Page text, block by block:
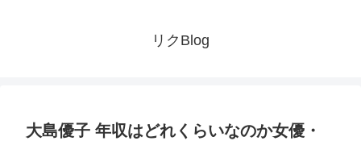
リクBlog
大島優子 年収はどれくらいなのか女優・